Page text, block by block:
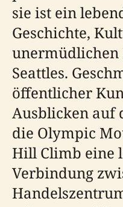
sie ist ein
Geschichte,
unermüdlichen
Seattles.
öffentlicher
Ausblicken auf
die Olympic
Hill Climb eine
Verbindung